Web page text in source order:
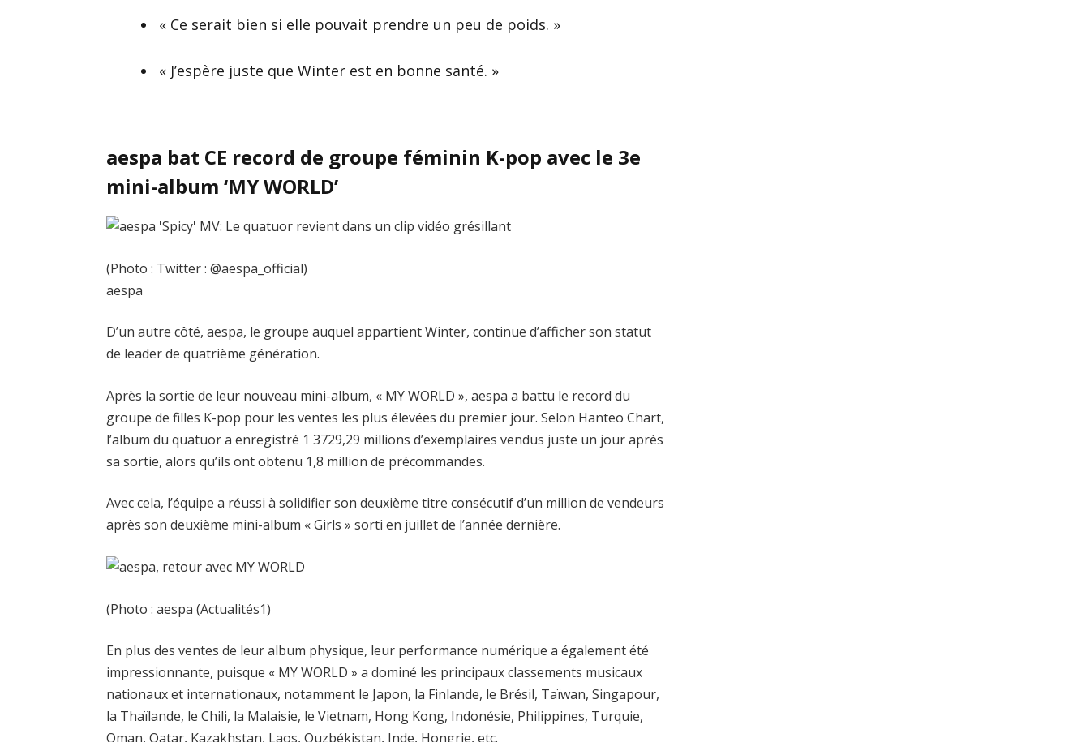
« Ce serait bien si elle pouvait prendre un peu de poids. »
« J’espère juste que Winter est en bonne santé. »
aespa bat CE record de groupe féminin K-pop avec le 3e
mini-album ‘MY WORLD’
(Photo : Twitter : @aespa_official)
aespa
D’un autre côté, aespa, le groupe auquel appartient Winter, continue d’afficher son statut
de leader de quatrième génération.
Après la sortie de leur nouveau mini-album, « MY WORLD », aespa a battu le record du
groupe de filles K-pop pour les ventes les plus élevées du premier jour. Selon Hanteo Chart,
l’album du quatuor a enregistré 1 3729,29 millions d’exemplaires vendus juste un jour après
sa sortie, alors qu’ils ont obtenu 1,8 million de précommandes.
Avec cela, l’équipe a réussi à solidifier son deuxième titre consécutif d’un million de vendeurs
après son deuxième mini-album « Girls » sorti en juillet de l’année dernière.
(Photo : aespa (Actualités1)
En plus des ventes de leur album physique, leur performance numérique a également été
impressionnante, puisque « MY WORLD » a dominé les principaux classements musicaux
nationaux et internationaux, notamment le Japon, la Finlande, le Brésil, Taïwan, Singapour,
la Thaïlande, le Chili, la Malaisie, le Vietnam, Hong Kong, Indonésie, Philippines, Turquie,
Oman, Qatar, Kazakhstan, Laos, Ouzbékistan, Inde, Hongrie, etc.